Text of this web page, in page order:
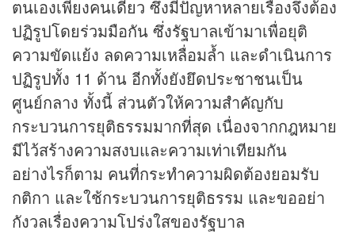
ตนเองเพียงคนเดียว ซึ่งมีปัญหาหลายเรื่องจึงต้อง
ปฏิรูปโดยร่วมมือกัน ซึ่งรัฐบาลเข้ามาเพื่อยุติ
ความขัดแย้ง ลดความเหลื่อมล้ำ และดำเนินการ
ปฏิรูปทั้ง 11 ด้าน อีกทั้งยังยึดประชาชนเป็น
ศูนย์กลาง ทั้งนี้ ส่วนตัวให้ความสำคัญกับ
กระบวนการยุติธรรมมากที่สุด เนื่องจากกฎหมาย
มีไว้สร้างความสงบและความเท่าเทียมกัน
อย่างไรก็ตาม คนที่กระทำความผิดต้องยอมรับ
กติกา และใช้กระบวนการยุติธรรม และขออย่า
กังวลเรื่องความโปร่งใสของรัฐบาล